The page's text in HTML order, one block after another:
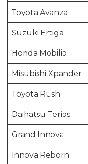
Toyota Avanza
Suzuki Ertiga
Honda Mobilio
Misubishi Xpander
Toyota Rush
Daihatsu Terios
Grand Innova
Innova Reborn